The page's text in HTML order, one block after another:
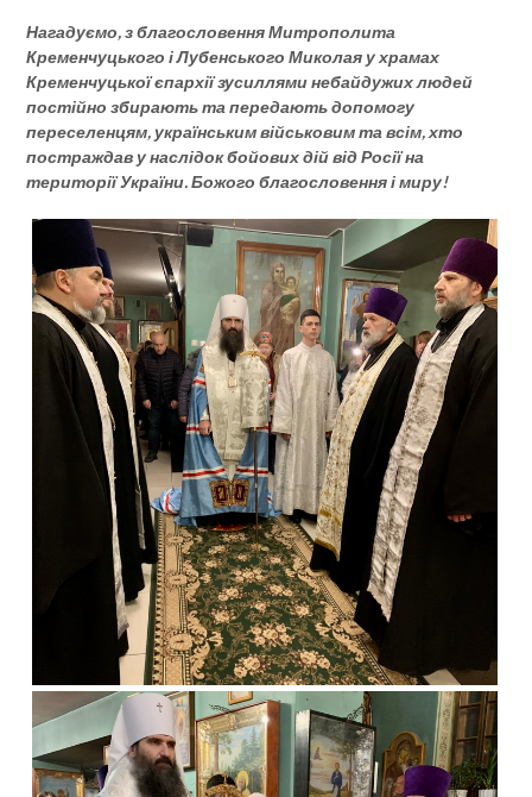
Нагадуємо, з благословення Митрополита
Кременчуцького і Лубенського Миколая у храмах
Кременчуцької єпархії зусиллями небайдужих людей
постійно збирають та передають допомогу
переселенцям, українським військовим та всім, хто
постраждав у наслідок бойових дій від Росії на
території України. Божого благословення і миру!